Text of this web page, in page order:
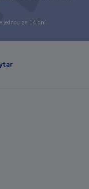
jednou za 14 dní.